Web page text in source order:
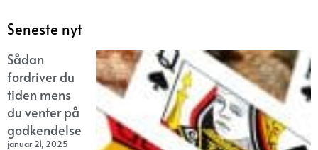
Seneste nyt
Sådan
fordriver du
tiden mens
du venter på
godkendelse
januar 21, 2025